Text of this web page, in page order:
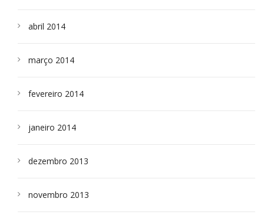
abril 2014
março 2014
fevereiro 2014
janeiro 2014
dezembro 2013
novembro 2013